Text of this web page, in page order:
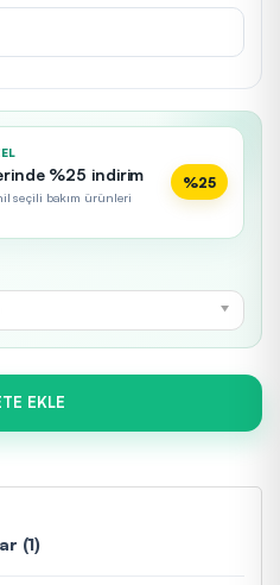
%25 indirim
seçili bakım ürünleri
%25
EKLE
(1)